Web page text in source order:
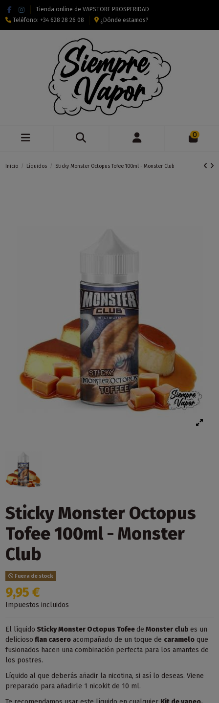
Tienda online de VAPSTORE PROSPERIDAD
Teléfono: +34 628 28 26 08 ¿Dónde estamos?
0
Inicio Líquidos Sticky Monster Octopus Tofee 100ml - Monster Club
Sticky Monster Octopus
Tofee 100ml - Monster
Club
Fuera de stock
9,95 €
Impuestos incluidos
El líquido Sticky Monster Octopus Tofeede Monster club es un
delicioso flan caseroacompañado de un toque de carameloque
fusionados hacen una combinación perfecta para los amantes de
los postres.
Líquido al que deberás añadir la nicotina, si así lo deseas. Viene
preparado para añadirle 1 nicokit de 10 ml.